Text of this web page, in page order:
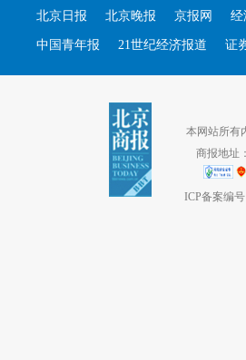
北京日报 北京晚报 京报网 经
中国青年报 21世纪经济报道 证
本网站所有
商报地址
ICP备案编号